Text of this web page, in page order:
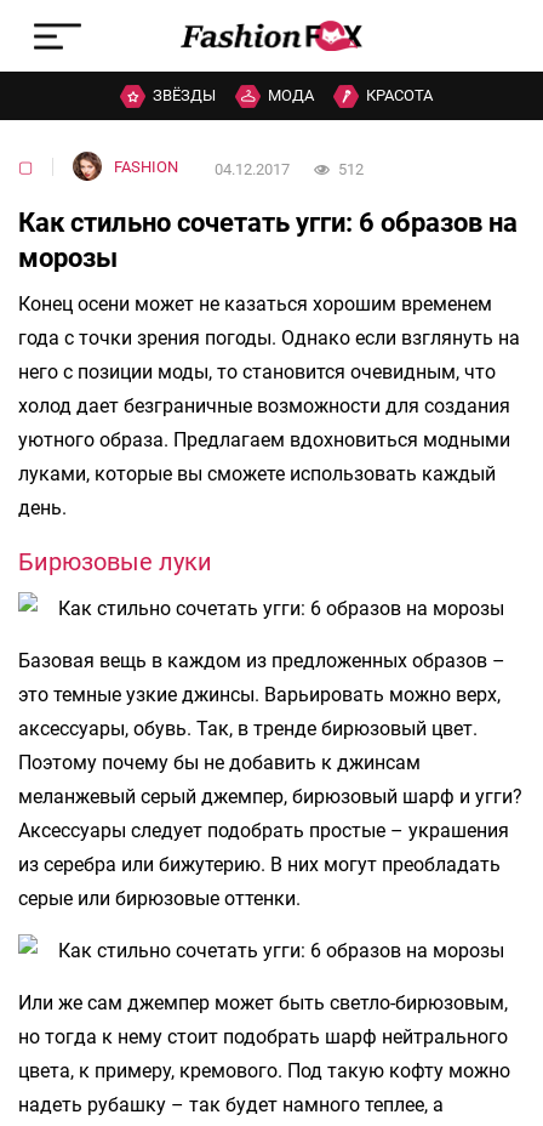
ЗВЁЗДЫ МОДА КРАСОТА
▢ FASHION 04.12.2017 512
Как стильно сочетать угги: 6 образов на
морозы
Конец осени может не казаться хорошим временем
года с точки зрения погоды. Однако если взглянуть на
него с позиции моды, то становится очевидным, что
холод дает безграничные возможности для создания
уютного образа. Предлагаем вдохновиться модными
луками, которые вы сможете использовать каждый
день.
Бирюзовые луки
Базовая вещь в каждом из предложенных образов –
это темные узкие джинсы. Варьировать можно верх,
аксессуары, обувь. Так, в тренде бирюзовый цвет.
Поэтому почему бы не добавить к джинсам
меланжевый серый джемпер, бирюзовый шарф и угги?
Аксессуары следует подобрать простые – украшения
из серебра или бижутерию. В них могут преобладать
серые или бирюзовые оттенки.
Или же сам джемпер может быть светло-бирюзовым,
но тогда к нему стоит подобрать шарф нейтрального
цвета, к примеру, кремового. Под такую кофту можно
надеть рубашку – так будет намного теплее, а